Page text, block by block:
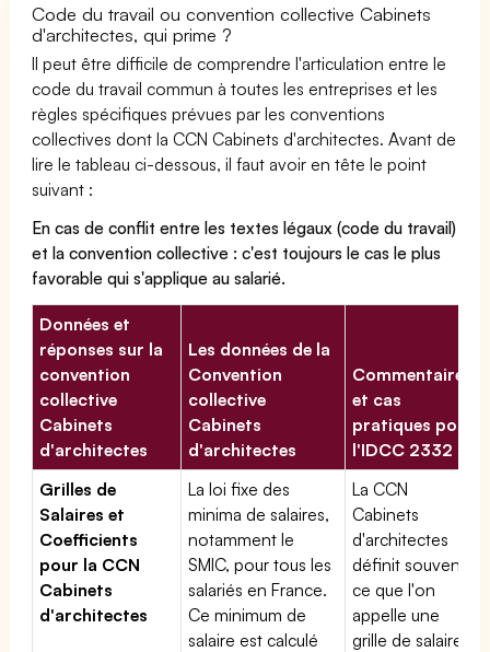
Code du travail ou convention collective Cabinets
d'architectes, qui prime ?
Il peut être difficile de comprendre l'articulation entre le
code du travail commun à toutes les entreprises et les
règles spécifiques prévues par les conventions
collectives dont la CCN Cabinets d'architectes. Avant de
lire le tableau ci-dessous, il faut avoir en tête le point
suivant :
En cas de conflit entre les textes légaux (code du travail)
et la convention collective : c'est toujours le cas le plus
favorable qui s'applique au salarié.
Données et
réponses sur la
convention
collective
Cabinets
d'architectes
Les données de la
Convention
collective
Cabinets
d'architectes
Commentaires
et cas
pratiques pour
l'IDCC 2332
Grilles de
Salaires et
Coefficients
pour la CCN
Cabinets
d'architectes
La loi fixe des
minima de salaires,
notamment le
SMIC, pour tous les
salariés en France.
Ce minimum de
salaire est calculé
La CCN
Cabinets
d'architectes
définit souvent
ce que l'on
appelle une
grille de salaires.